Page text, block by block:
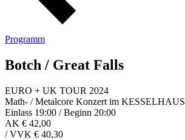
Programm
Botch / Great Falls
EURO + UK TOUR 2024
Math- / Metalcore Konzert im KESSELHAUS
Einlass 19:00 / Beginn 20:00
AK € 42,00
/VVK € 40,30